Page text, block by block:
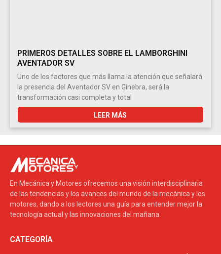
PRIMEROS DETALLES SOBRE EL LAMBORGHINI
AVENTADOR SV
Uno de los factores que más llama la atención que señalará
la presencia del Aventador SV en Ginebra, será la
transformación casi completa y total
LEER MÁS
En Mecánica y Motores ofrecemos una visión interdisciplinaria
de las tendencias y los avances del mundo de la mecánica y los
motores, dando a los lectores una guía para entender mejor la
tecnología actual y las innovaciones del mañana.
CATEGORÍA